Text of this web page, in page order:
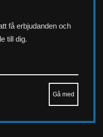
få erbjudanden och
till dig.